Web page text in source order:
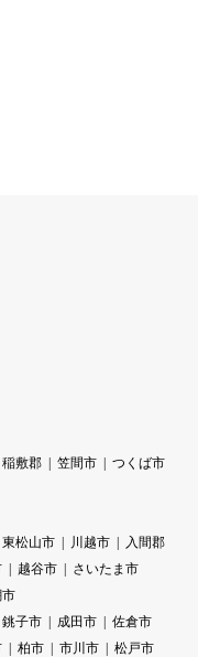
稲敷郡 笠間市
つくば市
東松山市 川越市
入間郡
越谷市
さいたま市
市
銚子市 成田市
佐倉市
柏市 市川市
松戸市